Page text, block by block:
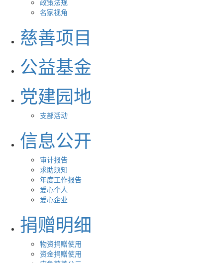
政策法规
名家视角
慈善项目
公益基金
党建园地
支部活动
信息公开
审计报告
求助须知
年度工作报告
爱心个人
爱心企业
捐赠明细
物资捐赠使用
资金捐赠使用